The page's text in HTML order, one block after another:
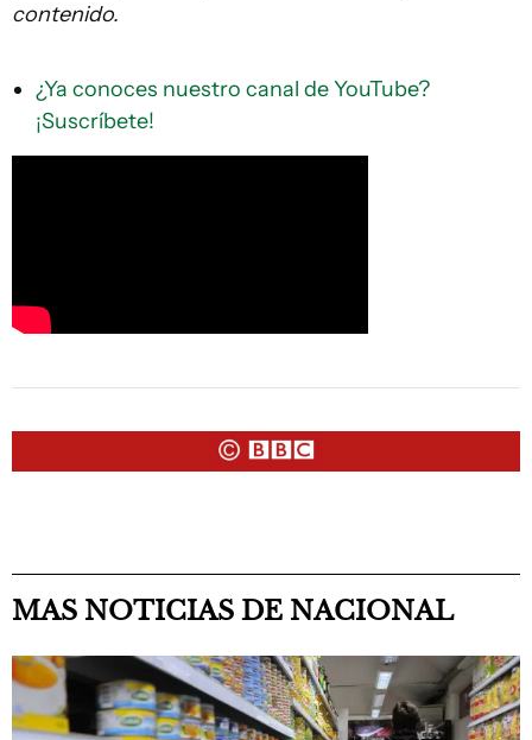
contenido.
¿Ya conoces nuestro canal de YouTube?
¡Suscríbete!
MAS NOTICIAS DE NACIONAL